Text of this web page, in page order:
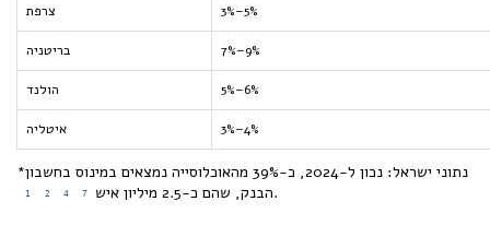
צרפת 3%–5%
בריטניה 7%–9%
הולנד 5%–6%
איטליה 3%–4%
*נתוני ישראל: נכון ל-2024, כ-39% מהאוכלוסייה נמצאים במינוס בחשבון
הבנק, שהם כ-2.5 מיליון איש
1 2 4 7 .